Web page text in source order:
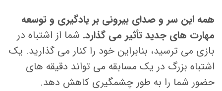
همه این سر و صدای بیرونی بر یادگیری و توسعه
مهارت های جدید تأثیر می گذارد. شما از اشتباه در
بازی می ترسید، بنابراین خود را کنار می گذارید. یک
اشتباه بزرگ در یک مسابقه می تواند دقیقه های
حضور شما را به طور چشمگیری کاهش دهد.